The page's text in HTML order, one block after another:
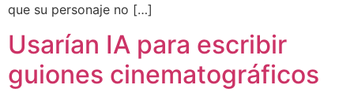
que su personaje no […]
Usarían IA para escribir
guiones cinematográficos